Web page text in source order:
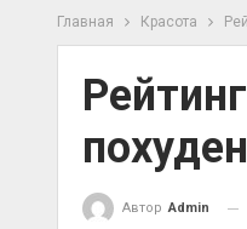
Главная Красота
Автор Admin